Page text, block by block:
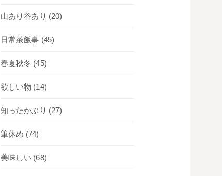
山あり谷あり (20)
日常茶飯事 (45)
春夏秋冬 (45)
欲しい物 (14)
知ったかぶり (27)
筆休め (74)
美味しい (68)